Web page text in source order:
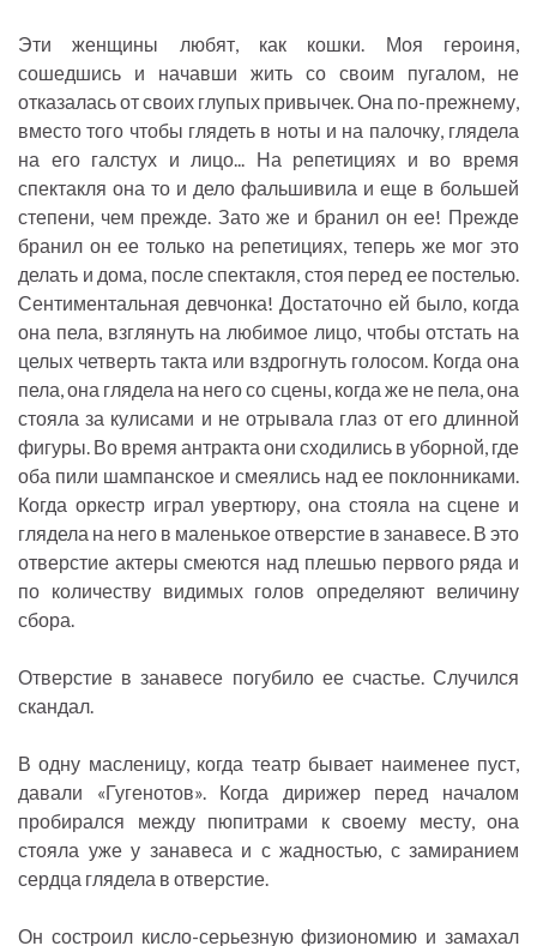
Эти женщины любят, как кошки. Моя героиня,
сошедшись и начавши жить со своим пугалом, не
отказалась от своих глупых привычек. Она по-прежнему,
вместо того чтобы глядеть в ноты и на палочку, глядела
на его галстух и лицо... На репетициях и во время
спектакля она то и дело фальшивила и еще в большей
степени, чем прежде. Зато же и бранил он ее! Прежде
бранил он ее только на репетициях, теперь же мог это
делать и дома, после спектакля, стоя перед ее постелью.
Сентиментальная девчонка! Достаточно ей было, когда
она пела, взглянуть на любимое лицо, чтобы отстать на
целых четверть такта или вздрогнуть голосом. Когда она
пела, она глядела на него со сцены, когда же не пела, она
стояла за кулисами и не отрывала глаз от его длинной
фигуры. Во время антракта они сходились в уборной, где
оба пили шампанское и смеялись над ее поклонниками.
Когда оркестр играл увертюру, она стояла на сцене и
глядела на него в маленькое отверстие в занавесе. В это
отверстие актеры смеются над плешью первого ряда и
по количеству видимых голов определяют величину
сбора.
Отверстие в занавесе погубило ее счастье. Случился
скандал.
В одну масленицу, когда театр бывает наименее пуст,
давали «Гугенотов». Когда дирижер перед началом
пробирался между пюпитрами к своему месту, она
стояла уже у занавеса и с жадностью, с замиранием
сердца глядела в отверстие.
Он состроил кисло-серьезную физиономию и замахал